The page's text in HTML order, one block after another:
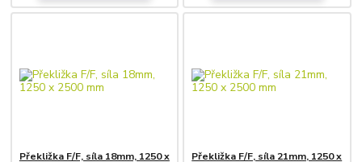
Překližka F/F, síla 18mm, 1250 x Překližka F/F, síla 21mm, 1250 x